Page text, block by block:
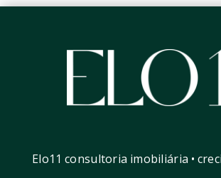
Elo11 consultoria imobiliária •